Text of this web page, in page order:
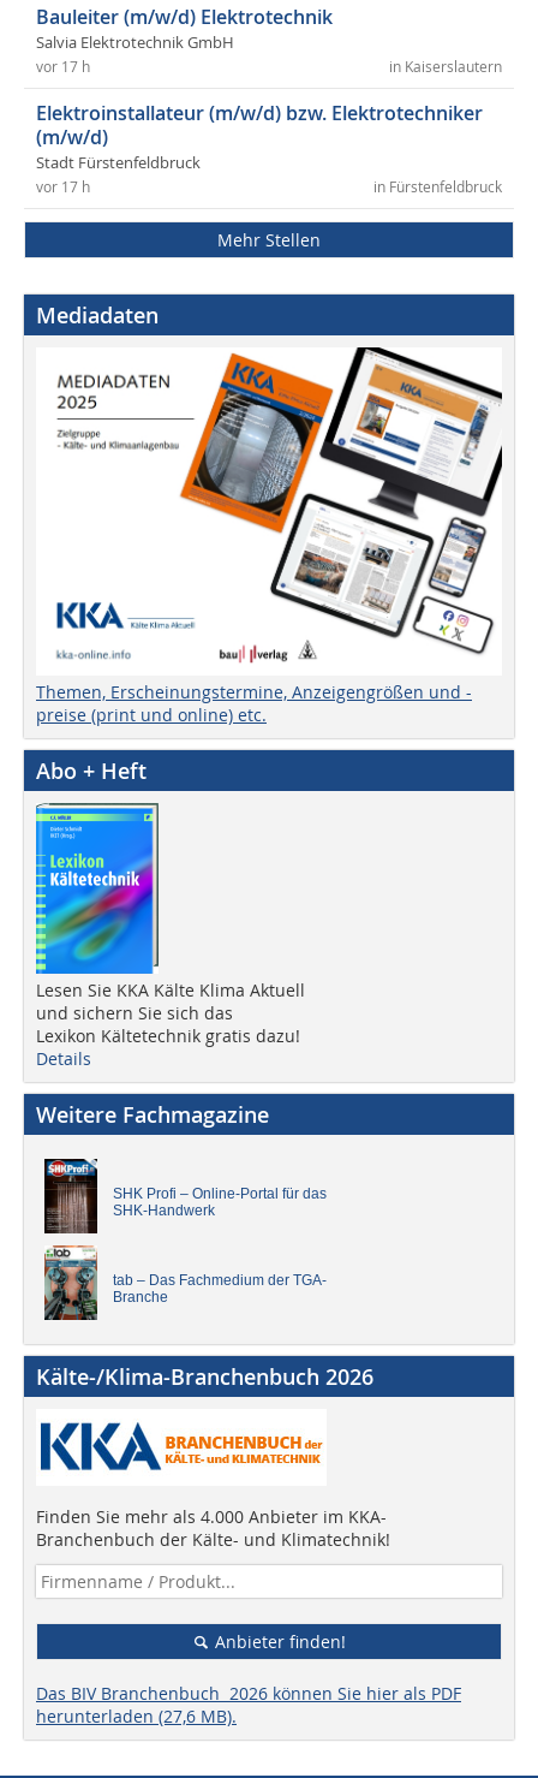
Bauleiter (m/w/d) Elektrotechnik
Salvia Elektrotechnik GmbH
in Kaiserslautern
vor 17 h
Elektroinstallateur (m/w/d) bzw. Elektrotechniker
(m/w/d)
Stadt Fürstenfeldbruck
in Fürstenfeldbruck
vor 17 h
Mehr Stellen
Mediadaten
Themen, Erscheinungstermine, Anzeigengrößen und -
preise (print und online) etc.
Abo + Heft
Lesen Sie KKA Kälte Klima Aktuell
und sichern Sie sich das
Lexikon Kältetechnik gratis dazu!
Details
Weitere Fachmagazine
SHK Profi – Online-Portal für das
SHK-Handwerk
tab – Das Fachmedium der TGA-
Branche
Kälte-/Klima-Branchenbuch 2026
Finden Sie mehr als 4.000 Anbieter im KKA-
Branchenbuch der Kälte- und Klimatechnik!
Anbieter finden!
Das BIV Branchenbuch 2026 können Sie hier als PDF
herunterladen (27,6 MB).